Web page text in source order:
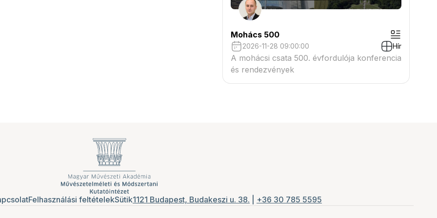
Mohács 500
2026-11-28 09:00:00 Hír
A mohácsi csata 500. évfordulója konferencia
és rendezvények
Felhasználási feltételekSütik1121 Budapest, Budakeszi u. 38. +36 30 785 5595